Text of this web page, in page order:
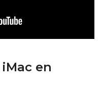
en